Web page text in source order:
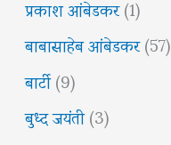
बाबासाहेब आंबेडकर(57)
बार्टी(9)
बुध्द जयंती(3)